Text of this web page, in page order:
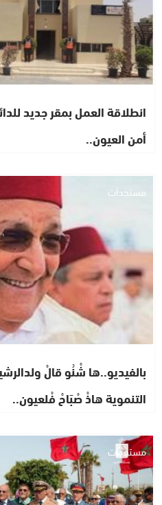
انطلاقة العمل بمقر جديد
أمن العيون..
مستجدات
بالفيديو..ها شْنُو قالْ
التنموية هاذْ صْبَاحْ فْلعيون..
مستجدات